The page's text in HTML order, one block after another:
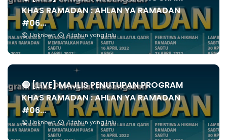
KHAS RAMADAN : AHLAN YA RAMADAN
#06...
Unknown 4 tahun yang lalu
🔴 [LIVE] MAJLIS PENUTUPAN PROGRAM
KHAS RAMADAN : AHLAN YA RAMADAN
#06...
Unknown 4 tahun yang lalu